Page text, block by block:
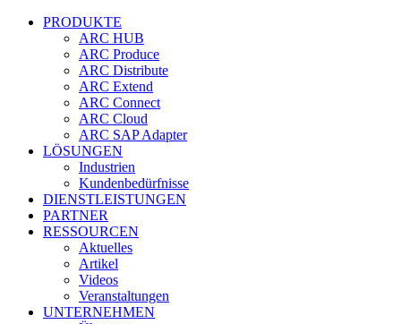
PRODUKTE
ARC HUB
ARC Produce
ARC Distribute
ARC Extend
ARC Connect
ARC Cloud
ARC SAP Adapter
LÖSUNGEN
Industrien
Kundenbedürfnisse
DIENSTLEISTUNGEN
PARTNER
RESSOURCEN
Aktuelles
Artikel
Videos
Veranstaltungen
UNTERNEHMEN